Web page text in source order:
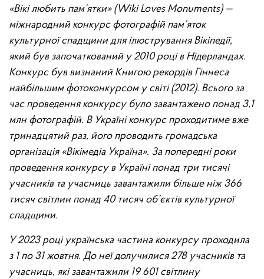
«Вікі любить пам’ятки» (Wiki Loves Monuments) —
міжнародний конкурс фотографій пам’яток
культурної спадщини для ілюстрування Вікіпедії,
який був започаткований у 2010 році в Нідерландах.
Конкурс був визнаний Книгою рекордів Гіннеса
найбільшим фотоконкурсом у світі (2012). Всього за
час проведення конкурсу було завантажено понад 3,1
млн фотографій. В Україні конкурс проходитиме вже
тринадцятий раз, його проводить громадська
організація «Вікімедіа Україна». За попередні роки
проведення конкурсу в Україні понад три тисячі
учасників та учасниць завантажили більше ніж 366
тисяч світлин понад 40 тисяч об’єктів культурної
спадщини.
У 2023 році українська частина конкурсу проходила
з 1 по 31 жовтня. До неї долучилися 278 учасників та
учасниць, які завантажили 19 601 світлину